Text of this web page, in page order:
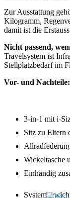
Zur Ausstattung
Kilogramm,
damit ist die
Nicht passend,
Travelsystem ist
Stellplatzbedarf im
Vor- und Nachteile:
3-in-1 mit i-
Sitz zu Eltern
Wickeltasche
Einhändig